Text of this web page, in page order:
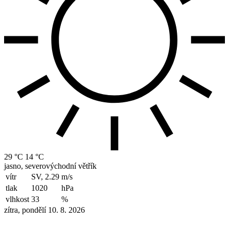
29 °C 14 °C
jasno, severovýchodní větřík
vítr
SV, 2.29 m/s
tlak
1020
hPa
vlhkost 33
%
zítra, pondělí 10. 8. 2026